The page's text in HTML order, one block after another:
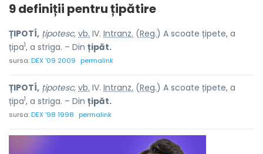
9 definiții pentruțipătire
ȚIPOTÍ, țipotesc, vb. IV. Intranz. (Reg.) A scoate țipete, a
țipa1, a striga. – Din țipăt.
sursa:DEX '09 2009 permalink
ȚIPOTÍ, țipotesc, vb. IV. Intranz. (Reg.) A scoate țipete, a
țipa1, a striga. – Din țipăt.
sursa:DEX '98 1998 permalink